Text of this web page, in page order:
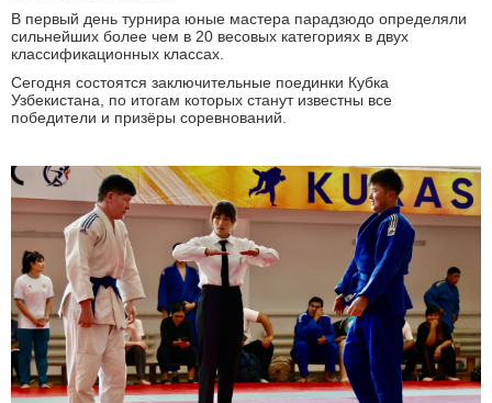
В первый день турнира юные мастера парадзюдо определяли
сильнейших более чем в 20 весовых категориях в двух
классификационных классах.
Сегодня состоятся заключительные поединки Кубка
Узбекистана, по итогам которых станут известны все
победители и призёры соревнований.